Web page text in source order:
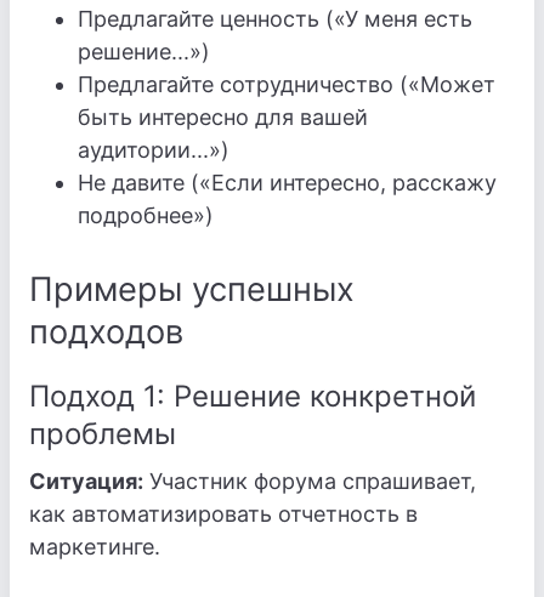
Предлагайте ценность («У меня есть
решение...»)
Предлагайте сотрудничество («Может
быть интересно для вашей
аудитории...»)
Не давите («Если интересно, расскажу
подробнее»)
Примеры успешных
подходов
Подход 1: Решение конкретной
проблемы
Ситуация: Участник форума спрашивает,
как автоматизировать отчетность в
маркетинге.